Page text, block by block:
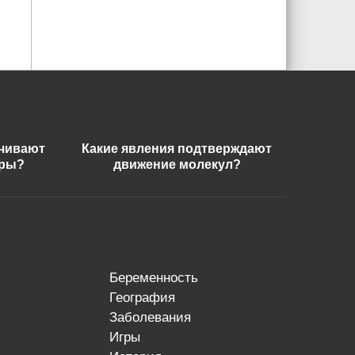
Какие явления подтверждают
движение молекул?
беременность
география
заболевания
игры